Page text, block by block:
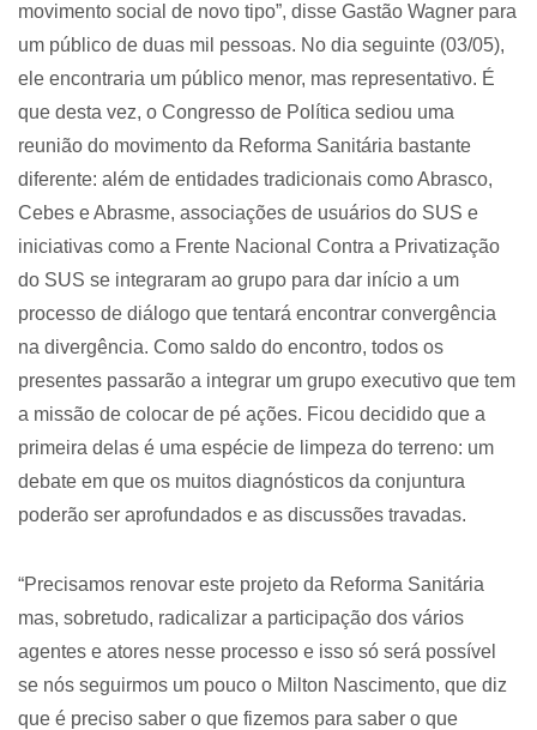
movimento social de novo tipo”, disse Gastão Wagner para
um público de duas mil pessoas. No dia seguinte (03/05),
ele encontraria um público menor, mas representativo. É
que desta vez, o Congresso de Política sediou uma
reunião do movimento da Reforma Sanitária bastante
diferente: além de entidades tradicionais como Abrasco,
Cebes e Abrasme, associações de usuários do SUS e
iniciativas como a Frente Nacional Contra a Privatização
do SUS se integraram ao grupo para dar início a um
processo de diálogo que tentará encontrar convergência
na divergência. Como saldo do encontro, todos os
presentes passarão a integrar um grupo executivo que tem
a missão de colocar de pé ações. Ficou decidido que a
primeira delas é uma espécie de limpeza do terreno: um
debate em que os muitos diagnósticos da conjuntura
poderão ser aprofundados e as discussões travadas.
“Precisamos renovar este projeto da Reforma Sanitária
mas, sobretudo, radicalizar a participação dos vários
agentes e atores nesse processo e isso só será possível
se nós seguirmos um pouco o Milton Nascimento, que diz
que é preciso saber o que fizemos para saber o que